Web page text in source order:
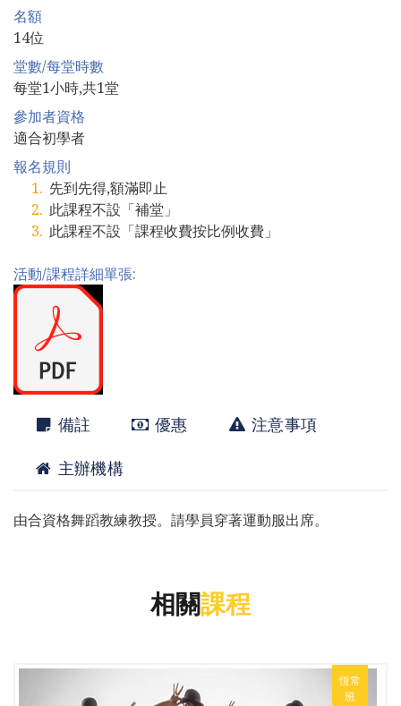
名額
14位
堂數/每堂時數
每堂1小時,共1堂
參加者資格
適合初學者
報名規則
先到先得,額滿即止
此課程不設「補堂」
此課程不設「課程收費按比例收費」
活動/課程詳細單張:
備註 優惠 注意事項
主辦機構
由合資格舞蹈教練教授。請學員穿著運動服出席。
相關課程